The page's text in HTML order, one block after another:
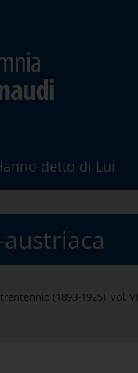
detto di Lui
(1893-1925), vol. VI